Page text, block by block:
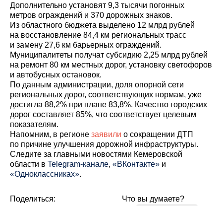
Дополнительно установят 9,3 тысячи погонных
метров ограждений и 370 дорожных знаков.
Из областного бюджета выделено 12 млрд рублей
на восстановление 84,4 км региональных трасс
и замену 27,6 км барьерных ограждений.
Муниципалитеты получат субсидию 2,25 млрд рублей
на ремонт 80 км местных дорог, установку светофоров
и автобусных остановок.
По данным администрации, доля опорной сети
региональных дорог, соответствующих нормам, уже
достигла 88,2% при плане 83,8%. Качество городских
дорог составляет 85%, что соответствует целевым
показателям.
Напомним, в регионе заявили о сокращении ДТП
по причине улучшения дорожной инфраструктуры.
Cледите за главными новостями Кемеровской
области в Telegram-канале, «ВКонтакте» и
«Одноклассниках».
Что вы думаете?
Поделиться: